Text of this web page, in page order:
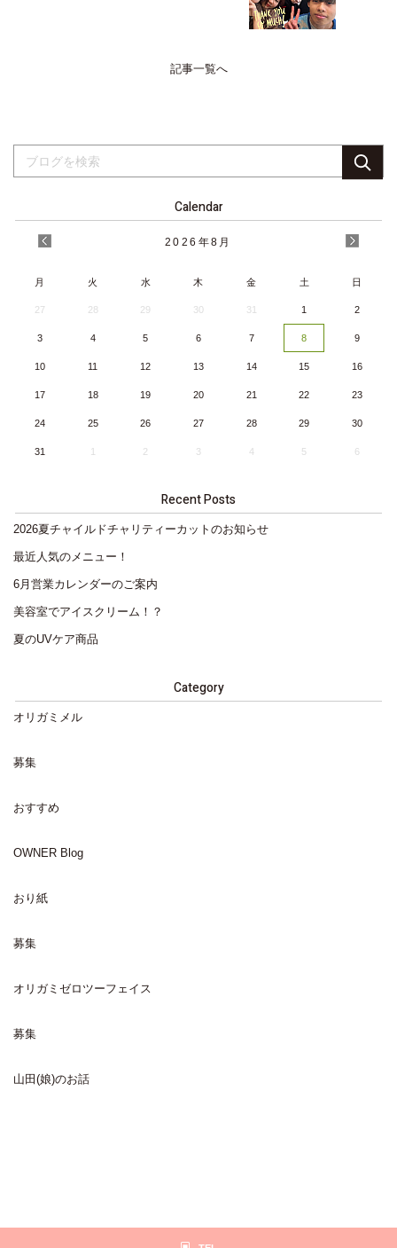
記事一覧へ
Calendar
2026 年8月
月 火 水 木 金 土 日
27 28 29 30 31 1 2
3 4 5 6 7 8 9
10 11 12 13 14 15 16
17 18 19 20 21 22 23
24 25 26 27 28 29 30
31 1 2 3 4 5 6
Recent Posts
2026夏チャイルドチャリティーカットのお知らせ
最近人気のメニュー！
6月営業カレンダーのご案内
美容室でアイスクリーム！？
夏のUVケア商品
Category
オリガミメル
募集
おすすめ
OWNER Blog
おり紙
募集
オリガミゼロツーフェイス
募集
山田(娘)のお話